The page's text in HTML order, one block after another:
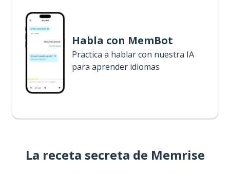
Habla con MemBot
Practica a hablar con nuestra IA
para aprender idiomas
La receta secreta de Memrise